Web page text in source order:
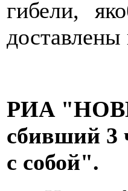
гибели,
РИА
сбивший 3
с собой".